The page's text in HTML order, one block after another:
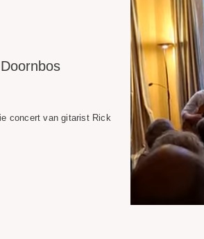
concert van gitarist Rick